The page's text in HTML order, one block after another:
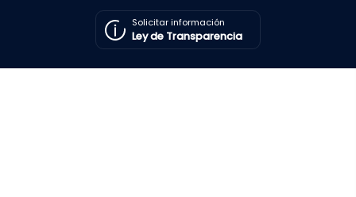
Solicitar información
Ley de Transparencia